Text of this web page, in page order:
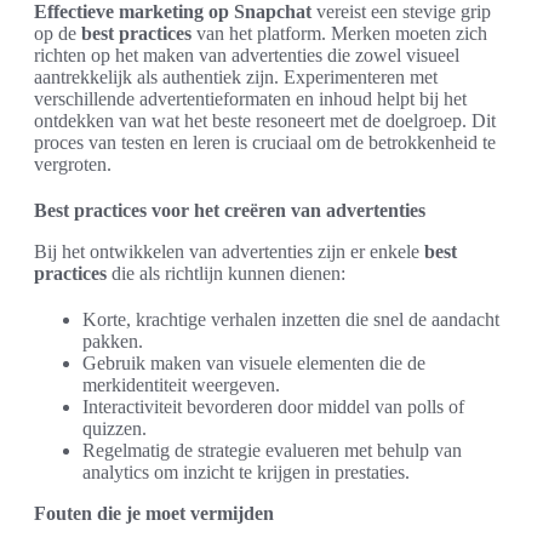
Effectieve marketing op Snapchat vereist een stevige grip
op de best practices van het platform. Merken moeten zich
richten op het maken van advertenties die zowel visueel
aantrekkelijk als authentiek zijn. Experimenteren met
verschillende advertentieformaten en inhoud helpt bij het
ontdekken van wat het beste resoneert met de doelgroep. Dit
proces van testen en leren is cruciaal om de betrokkenheid te
vergroten.
Best practices voor het creëren van advertenties
Bij het ontwikkelen van advertenties zijn er enkele best
practices die als richtlijn kunnen dienen:
Korte, krachtige verhalen inzetten die snel de aandacht
pakken.
Gebruik maken van visuele elementen die de
merkidentiteit weergeven.
Interactiviteit bevorderen door middel van polls of
quizzen.
Regelmatig de strategie evalueren met behulp van
analytics om inzicht te krijgen in prestaties.
Fouten die je moet vermijden